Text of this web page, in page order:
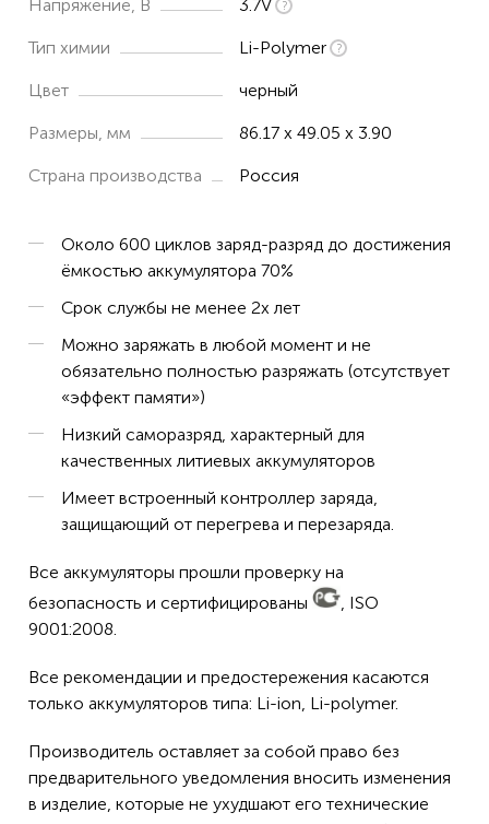
Напряжение, В 3.7V
Тип химии Li-Polymer
Цвет черный
Размеры, мм 86.17 x 49.05 x 3.90
Страна производства Россия
Около 600 циклов заряд-разряд до достижения
ёмкостью аккумулятора 70%
Срок службы не менее 2х лет
Можно заряжать в любой момент и не
обязательно полностью разряжать (отсутствует
«эффект памяти»)
Низкий саморазряд, характерный для
качественных литиевых аккумуляторов
Имеет встроенный контроллер заряда,
защищающий от перегрева и перезаряда.
Все аккумуляторы прошли проверку на
безопасность и сертифицированы
, ISO
9001:2008.
Все рекомендации и предостережения касаются
только аккумуляторов типа: Li-ion, Li-polymer.
Производитель оставляет за собой право без
предварительного уведомления вносить изменения
в изделие, которые не ухудшают его технические